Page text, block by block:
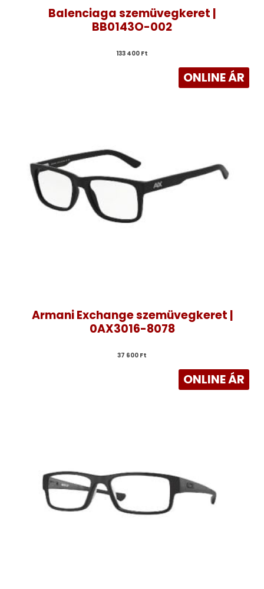
Balenciaga szemüvegkeret |
BB0143O-002
133 400 Ft
ONLINE ÁR
Armani Exchange szemüvegkeret |
0AX3016-8078
37 600 Ft
ONLINE ÁR